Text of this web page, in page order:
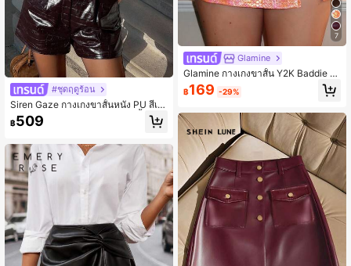
#ชุดฤดูร้อน
Siren Gaze กางเกงขาสั้นหนัง PU สีเบ
อร์กันดีสำหรับผู้หญิง, กางเกงขาสั้นขาก
ว้างลายจระเข้สไตล์ Old Money ใหม่
หรา สวมใส่สบาย สำหรับทำงาน เดินท
าง ธุรกิจ ลำลอง ปาร์ตี้ ฮาโลวีน คริสต์ม
าส วันขอบคุณพระเจ้า ปีใหม่, หรูหรา ส
วมใส่สบาย สำหรับใส่ในชีวิตประจำวัน
สตรีทแวร์ ฤดูใบไม้ร่วง ฤดูหนาว ต้องมี
สีแดง ฤดูร้อน วันวาเลนไทน์
฿509
7
Glamine
Glamine กางเกงขาสั้น Y2K Baddie Ul
tra-Short สำหรับผู้หญิง, ชุดเทศกาลดน
ตรีสำหรับผู้หญิง, ปาร์ตี้, Y2K Bottoms
฿169 -29%